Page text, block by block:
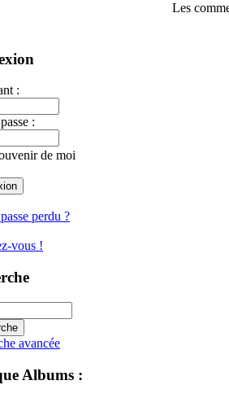
Les
:
:
de moi
perdu ?
vous !
avancée
Albums :